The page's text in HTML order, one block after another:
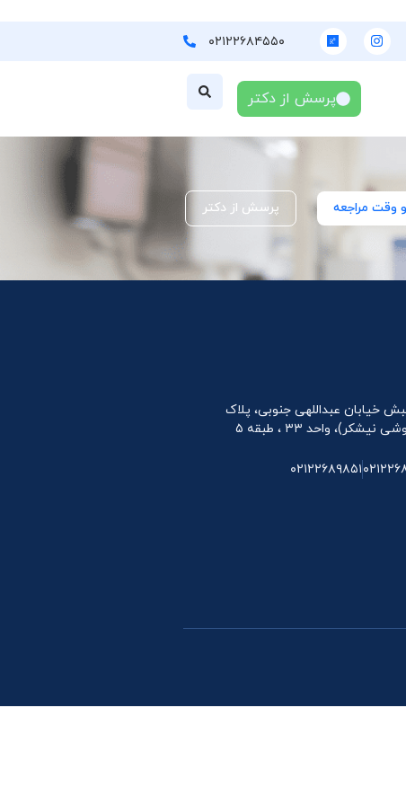
۰۲۱۲۲۶۸۴۵۵۰
پرسش از دکتر
وقت مراجعه پرسش از دکتر
نبش خیابان عبداللهی جنوبی، پلاک
۰۲۱۲۲۶۸۹۸۵۱